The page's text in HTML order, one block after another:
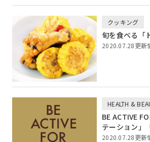
クッキング
旬を食べる「
2020.07.28更新
HEALTH &
BE ACTIVE
テーション」
2020.07.28更新